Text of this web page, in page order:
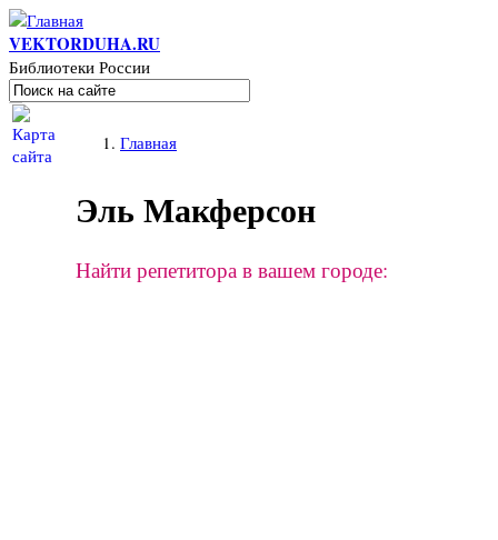
Перейти к основному содержанию
VEKTORDUHA.RU
Библиотеки России
Форма поиска
Поиск
Вы здесьГлавная
Эль Макферсон
Найти репетитора в вашем городе: